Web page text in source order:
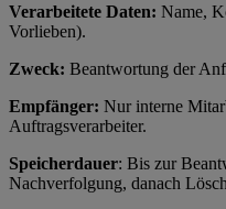
Verarbeitete Daten: Name,
Vorlieben).
Zweck: Beantwortung der
Empfänger: Nur interne
Auftragsverarbeiter.
Speicherdauer: Bis zur
Nachverfolgung, danach